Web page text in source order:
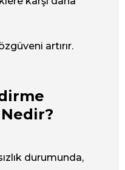
artırır.
durumunda,